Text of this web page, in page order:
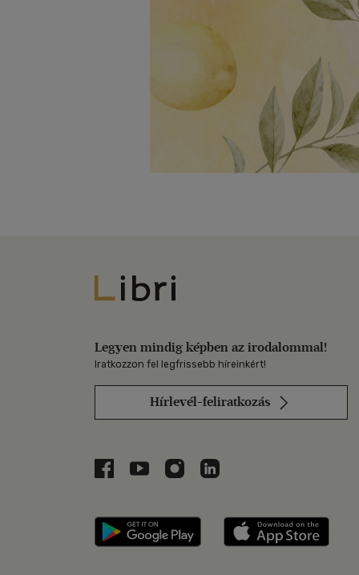
Libri
Legyen mindig képben az irodalommal!
Iratkozzon fel legfrissebb híreinkért!
Hírlevél-feliratkozás
Libri a Facebookon
Libri a Youtube-on
Libri az Instagramon
Libri a LinkedInen
Libri applikáció Szerezd